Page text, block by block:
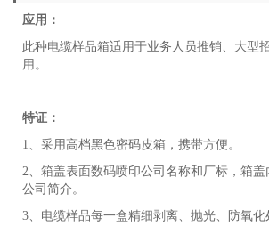
应用：
此种电缆样品箱适用于业务人员推销、大型
用。
特证：
1、采用高档黑色密码皮箱，携带方便。
2、箱盖表面数码喷印公司名称和厂标，箱盖
公司简介。
3、电缆样品每一盒精细剥离、抛光、防氧化